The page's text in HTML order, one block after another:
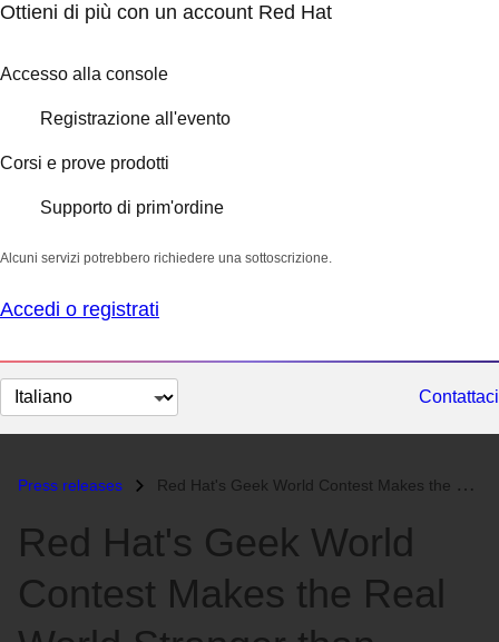
Ottieni di più con un account Red Hat
Accesso alla console
Registrazione all'evento
Corsi e prove prodotti
Supporto di prim'ordine
Alcuni servizi potrebbero richiedere una sottoscrizione.
Accedi o registrati
Cambia
lingua
Contattaci
Press releases Red Hat's Geek World Contest Makes the Real World Stranger than F...
Red Hat's Geek World
Contest Makes the Real